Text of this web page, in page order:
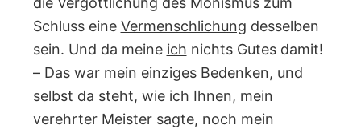
Schluss eine Vermenschlichung desselben
sein. Und da meine ich nichts Gutes damit!
– Das war mein einziges Bedenken, und
selbst da steht, wie ich Ihnen, mein
verehrter Meister sagte, noch mein